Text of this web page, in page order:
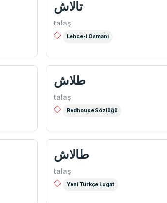
تالاش
talaş
Lehce-i Osmani
طلاش
talaş
Redhouse Sözlüğü
طالاش
talaş
Yeni Türkçe Lugat